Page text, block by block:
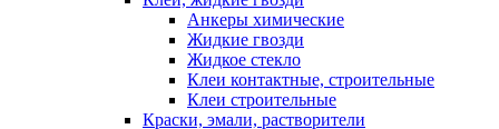
Анкеры химические
Жидкие гвозди
Жидкое стекло
Клеи контактные, строительные
Клеи строительные
Краски, эмали, растворители